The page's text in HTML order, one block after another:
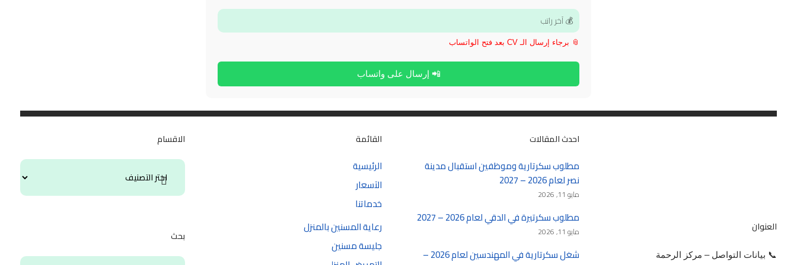
📎 برجاء إرسال الـ CV بعد فتح الواتساب
📲 إرسال على واتساب
الاقسام
بحث
القائمة
الرئيسية
الآسعار
خدماتنا
رعاية المسنين بالمنزل
جليسة مسنين
احدث المقالات
مطلوب سكرتارية وموظفين استقبال مدينة
نصر لعام 2026 – 2027
مايو 11, 2026
مطلوب سكرتيرة في الدقي لعام 2026 – 2027
مايو 11, 2026
شغل سكرتارية في المهندسين لعام 2026 –
العنوان
📞 بيانات التواصل – مركز الرحمة